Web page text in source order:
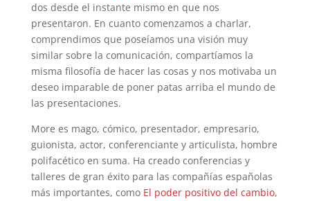
dos desde el instante mismo en que nos
presentaron. En cuanto comenzamos a charlar,
comprendimos que poseíamos una visión muy
similar sobre la comunicación, compartíamos la
misma filosofía de hacer las cosas y nos motivaba un
deseo imparable de poner patas arriba el mundo de
las presentaciones.
More es mago, cómico, presentador, empresario,
guionista, actor, conferenciante y articulista, hombre
polifacético en suma. Ha creado conferencias y
talleres de gran éxito para las compañías españolas
más importantes, como El poder positivo del cambio,